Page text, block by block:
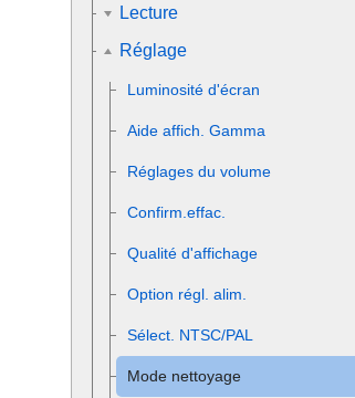
Lecture
Réglage
Luminosité d'écran
Aide affich. Gamma
Réglages du volume
Confirm.effac.
Qualité d'affichage
Option régl. alim.
Sélect. NTSC/PAL
Mode nettoyage